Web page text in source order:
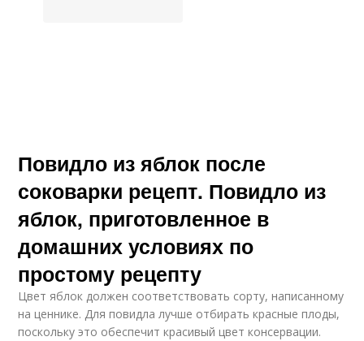
Повидло из яблок после
соковарки рецепт. Повидло из
яблок, приготовленное в
домашних условиях по
простому рецепту
Цвет яблок должен соответствовать сорту, написанному
на ценнике. Для повидла лучше отбирать красные плоды,
поскольку это обеспечит красивый цвет консервации.